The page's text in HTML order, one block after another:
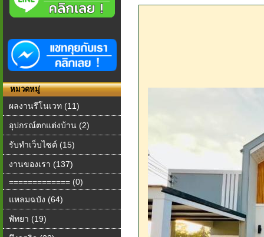
หมวดหมู่
ผลงานรีโนเวท (11)
อุปกรณ์ตกแต่งบ้าน (2)
รับทำเว็บไซต์ (15)
งานของเรา (137)
============= (0)
แหลมฉบัง (64)
พัทยา (19)